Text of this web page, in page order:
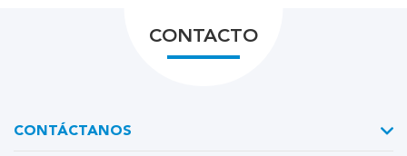
CONTACTO
CONTÁCTANOS